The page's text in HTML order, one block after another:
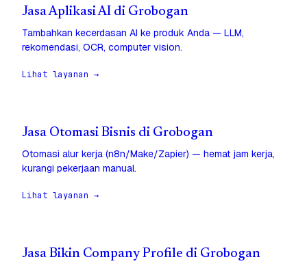
Jasa Aplikasi AI di Grobogan
Tambahkan kecerdasan AI ke produk Anda — LLM,
rekomendasi, OCR, computer vision.
Lihat layanan →
Jasa Otomasi Bisnis di Grobogan
Otomasi alur kerja (n8n/Make/Zapier) — hemat jam kerja,
kurangi pekerjaan manual.
Lihat layanan →
Jasa Bikin Company Profile di Grobogan